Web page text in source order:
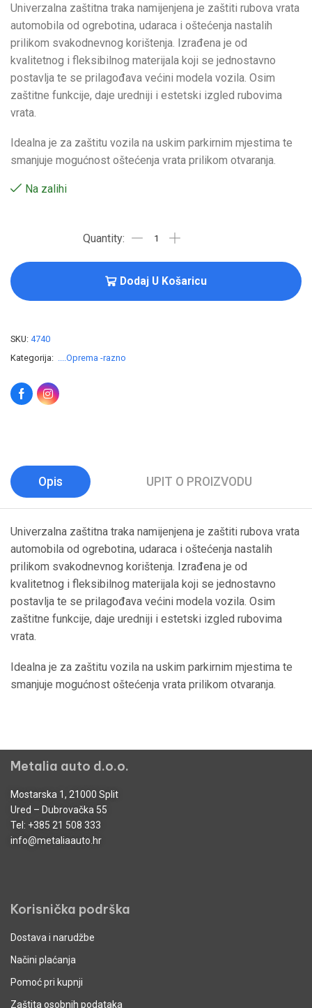
Univerzalna zaštitna traka namijenjena je zaštiti rubova vrata
automobila od ogrebotina, udaraca i oštećenja nastalih
prilikom svakodnevnog korištenja. Izrađena je od
kvalitetnog i fleksibilnog materijala koji se jednostavno
postavlja te se prilagođava većini modela vozila. Osim
zaštitne funkcije, daje uredniji i estetski izgled rubovima
vrata.
Idealna je za zaštitu vozila na uskim parkirnim mjestima te
smanjuje mogućnost oštećenja vrata prilikom otvaranja.
Na zalihi
Dodaj U Košaricu
SKU: 4740
Kategorija: ....Oprema -razno
Opis UPIT O PROIZVODU
Univerzalna zaštitna traka namijenjena je zaštiti rubova vrata
automobila od ogrebotina, udaraca i oštećenja nastalih
prilikom svakodnevnog korištenja. Izrađena je od
kvalitetnog i fleksibilnog materijala koji se jednostavno
postavlja te se prilagođava većini modela vozila. Osim
zaštitne funkcije, daje uredniji i estetski izgled rubovima
vrata.
Idealna je za zaštitu vozila na uskim parkirnim mjestima te
smanjuje mogućnost oštećenja vrata prilikom otvaranja.
Metalia auto d.o.o.
Mostarska 1, 21000 Split
Ured – Dubrovačka 55
Tel: +385 21 508 333
info@metaliaauto.hr
Korisnička podrška
Dostava i narudžbe
Načini plaćanja
Pomoć pri kupnji
Zaštita osobnih podataka